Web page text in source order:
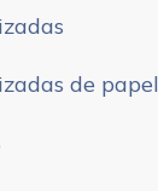
de papel